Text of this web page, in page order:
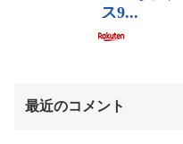
最近のコメント